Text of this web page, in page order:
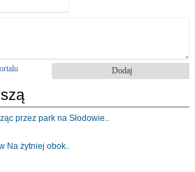
przez park na Słodowie..
Na żytniej obok..